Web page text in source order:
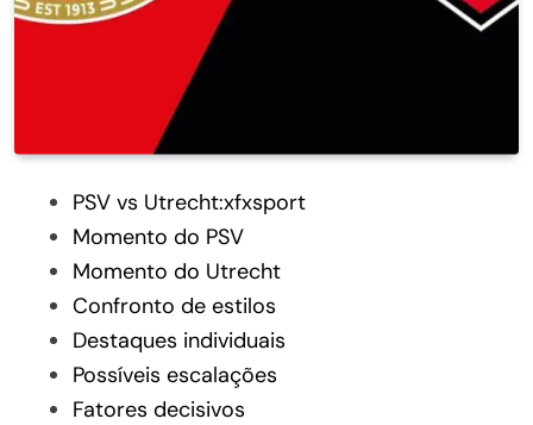
PSV vs Utrecht:xfxsport
Momento do PSV
Momento do Utrecht
Confronto de estilos
Destaques individuais
Possíveis escalações
Fatores decisivos